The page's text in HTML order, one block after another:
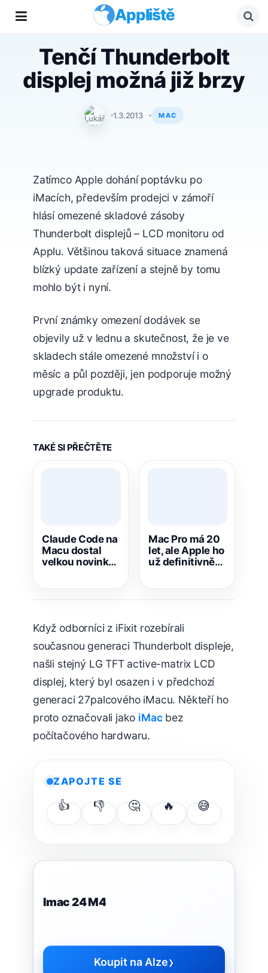
Appliště
Tenčí Thunderbolt
displej možná již brzy
Lukáš Černohorský
1.3.2013 MAC
Zatímco Apple dohání poptávku po
iMacích, především prodejci v zámoří
hlásí omezené skladové zásoby
Thunderbolt displejů – LCD monitoru od
Applu. Většinou taková situace znamená
blízký update zařízení a stejně by tomu
mohlo být i nyní.
První známky omezení dodávek se
objevily už v lednu a skutečnost, že je ve
skladech stále omezené množství i o
měsíc a půl později, jen podporuje možný
upgrade produktu.
TAKÉ SI PŘEČTĚTE
Claude Code na
Macu dostal
velkou novinku!
Mac Pro má 20
let, ale Apple ho
už definitivně
Když odborníci z iFixit rozebírali
současnou generaci Thunderbolt displeje,
našli stejný LG TFT active-matrix LCD
displej, který byl osazen i v předchozí
generaci 27palcového iMacu. Někteří ho
proto označovali jako iMacbez
počítačového hardwaru.
ZAPOJTE SE
👍 👎 🤔 🔥 😅
Imac 24 M4
Koupit na Alze›